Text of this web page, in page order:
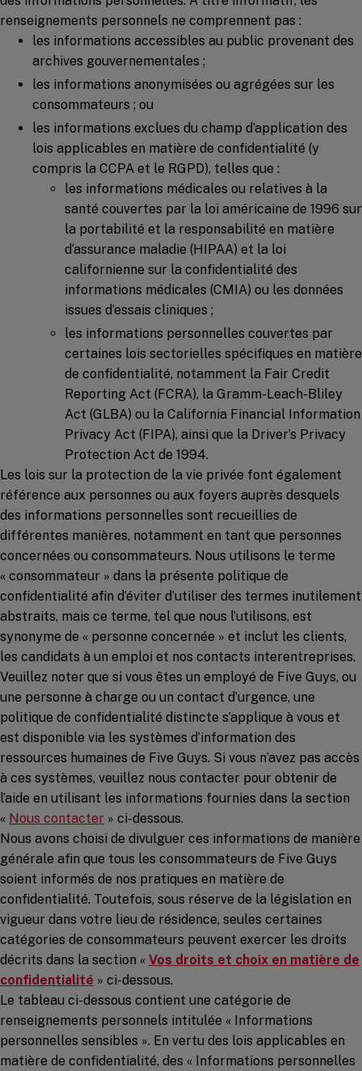
renseignements personnels ne comprennent pas :
les informations accessibles au public provenant des
archives gouvernementales ;
les informations anonymisées ou agrégées sur les
consommateurs ; ou
les informations exclues du champ d’application des
lois applicables en matière de confidentialité (y
compris la CCPA et le RGPD), telles que :
les informations médicales ou relatives à la
santé couvertes par la loi américaine de 1996 sur
la portabilité et la responsabilité en matière
d’assurance maladie (HIPAA) et la loi
californienne sur la confidentialité des
informations médicales (CMIA) ou les données
issues d’essais cliniques ;
les informations personnelles couvertes par
certaines lois sectorielles spécifiques en matière
de confidentialité, notamment la Fair Credit
Reporting Act (FCRA), la Gramm-Leach-Bliley
Act (GLBA) ou la California Financial Information
Privacy Act (FIPA), ainsi que la Driver’s Privacy
Protection Act de 1994.
Les lois sur la protection de la vie privée font également
référence aux personnes ou aux foyers auprès desquels
des informations personnelles sont recueillies de
différentes manières, notamment en tant que personnes
concernées ou consommateurs. Nous utilisons le terme
« consommateur » dans la présente politique de
confidentialité afin d’éviter d’utiliser des termes inutilement
abstraits, mais ce terme, tel que nous l’utilisons, est
synonyme de « personne concernée » et inclut les clients,
les candidats à un emploi et nos contacts interentreprises.
Veuillez noter que si vous êtes un employé de Five Guys, ou
une personne à charge ou un contact d’urgence, une
politique de confidentialité distincte s’applique à vous et
est disponible via les systèmes d’information des
ressources humaines de Five Guys. Si vous n’avez pas accès
à ces systèmes, veuillez nous contacter pour obtenir de
l’aide en utilisant les informations fournies dans la section
« Nous contacter » ci-dessous.
Nous avons choisi de divulguer ces informations de manière
générale afin que tous les consommateurs de Five Guys
soient informés de nos pratiques en matière de
confidentialité. Toutefois, sous réserve de la législation en
vigueur dans votre lieu de résidence, seules certaines
catégories de consommateurs peuvent exercer les droits
décrits dans la section « Vos droits et choix en matière de
confidentialité » ci-dessous.
Le tableau ci-dessous contient une catégorie de
renseignements personnels intitulée « Informations
personnelles sensibles ». En vertu des lois applicables en
matière de confidentialité, des « Informations personnelles